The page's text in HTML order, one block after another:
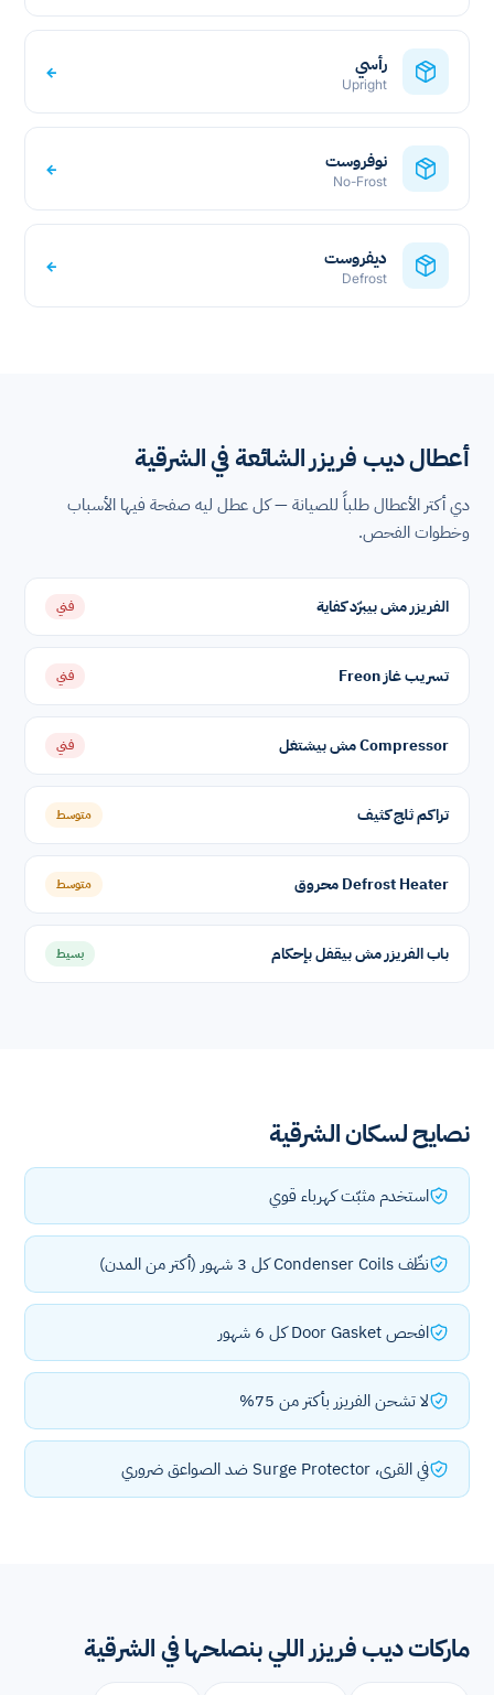
رأسي
Upright
←
نوفروست
No-Frost
←
ديفروست
Defrost
←
أعطال ديب فريزر الشائعة في الشرقية
دي أكتر الأعطال طلباً للصيانة — كل عطل ليه صفحة فيها الأسباب
وخطوات الفحص.
الفريزر مش بيبرّد كفاية فني
تسريب غاز Freon فني
Compressor مش بيشتغل فني
تراكم ثلج كثيف متوسط
Defrost Heater محروق متوسط
باب الفريزر مش بيقفل بإحكام بسيط
نصايح لسكان الشرقية
استخدم مثبّت كهرباء قوي
نظّف Condenser Coils كل 3 شهور (أكتر من المدن)
افحص Door Gasket كل 6 شهور
لا تشحن الفريزر بأكتر من 75%
في القرى، Surge Protector ضد الصواعق ضروري
ماركات ديب فريزر اللي بنصلحها في الشرقية